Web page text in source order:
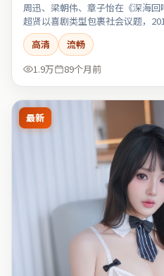
周迅、梁朝伟、章子怡在《深海
超贤以喜剧类型包裹社会议题，
高清
流畅
1.9万
89个月前
最新